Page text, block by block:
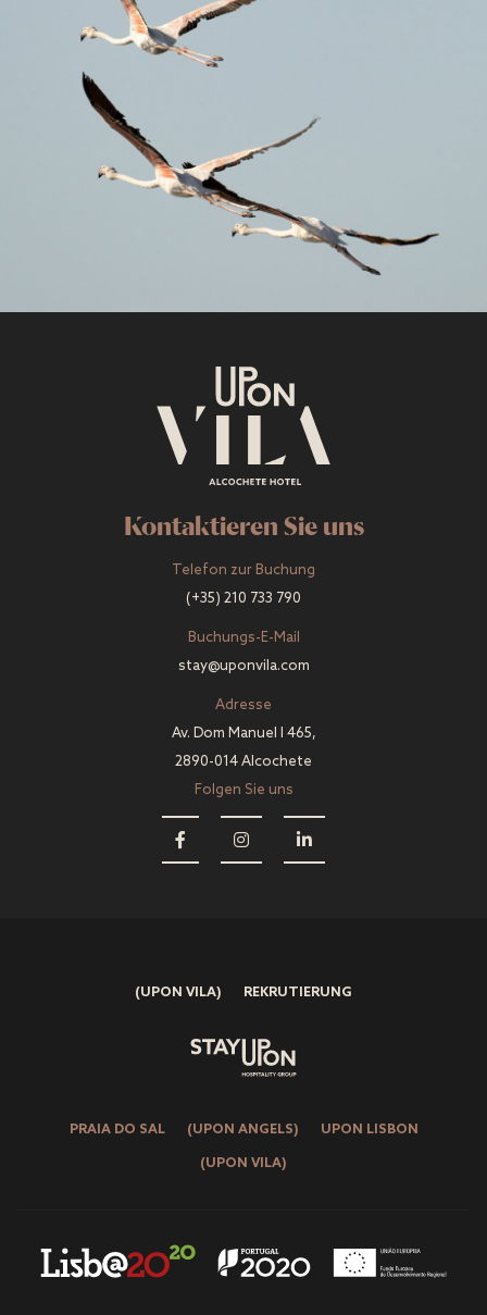
Kontaktieren Sie uns
Telefon zur Buchung
(+35) 210 733 790
Buchungs-E-Mail
stay@uponvila.com
Adresse
Av. Dom Manuel I 465,
2890-014 Alcochete
Folgen Sie uns
(UPON VILA) REKRUTIERUNG
PRAIA DO SAL (UPON ANGELS) UPON LISBON
(UPON VILA)